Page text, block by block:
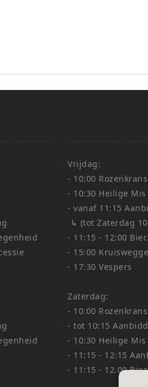
Vrijdag:
- 10:00 Rozenkrans
- 10:30 Heilige Mis
- vanaf 11:15
↳ (tot Zaterdag
- 11:15 - 12:00
- 15:00
- 17:30 Vespers
Zaterdag:
- 10:00 Rozenkrans
- tot 10:15
- 10:30 Heilige Mis
- 11:15 - 12:15
- 11:15 - 12.00